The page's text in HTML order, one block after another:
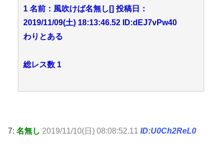
1 名前：風吹けば名無し[] 投稿日：
2019/11/09(土) 18:13:46.52 ID:dEJ7vPw40
わりとある
総レス数 1
7: 名無し 2019/11/10(日) 08:08:52.11 ID:U0Ch2ReL0